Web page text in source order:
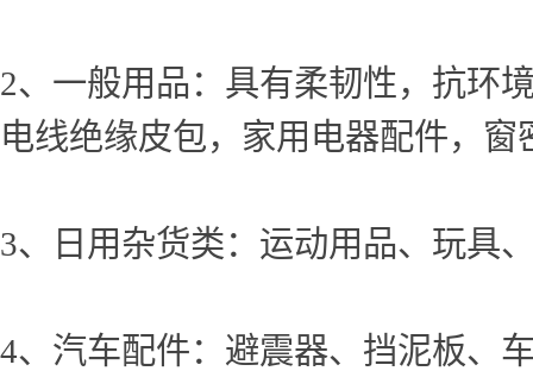
2、一般用品：具有柔韧性，抗环
电线绝缘皮包，家用电器配件，窗
3、日用杂货类：运动用品、玩具
4、汽车配件：避震器、挡泥板、